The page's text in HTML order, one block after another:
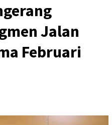
Jalan
Februari